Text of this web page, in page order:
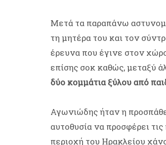
Μετά τα παραπάνω
τη μητέρα του και τον
έρευνα που έγινε στον
επίσης σοκ καθώς, μεταξύ
δύο κομμάτια ξύλου από
Αγωνιώδης ήταν η
αυτοθυσία να προσφέρει
περιοχή του Ηρακλείου